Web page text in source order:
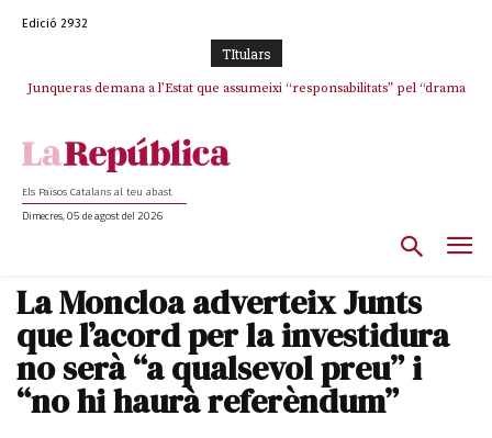
Edició 2932
TItulars
Junqueras demana a l’Estat que assumeixi “responsabilitats” pel “drama
L’abandonament de les seleccions catalanes per part de la UFEC
Els Països Catalans al teu abast
Dimecres, 05 de agost del 2026
La Moncloa adverteix Junts
que l’acord per la investidura
no serà “a qualsevol preu” i
“no hi haurà referèndum”